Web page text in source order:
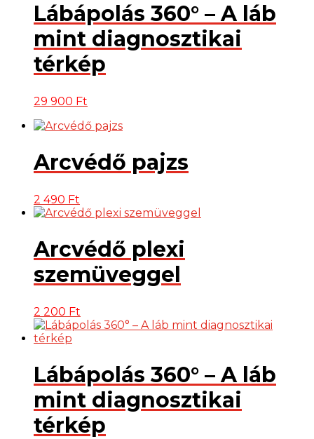
Lábápolás 360° – A láb
mint diagnosztikai
térkép
29 900 Ft
Arcvédő pajzs
2 490 Ft
Arcvédő plexi
szemüveggel
2 200 Ft
Lábápolás 360° – A láb
mint diagnosztikai
térkép